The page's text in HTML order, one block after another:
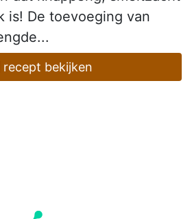
is! De toevoeging van
recept bekijken